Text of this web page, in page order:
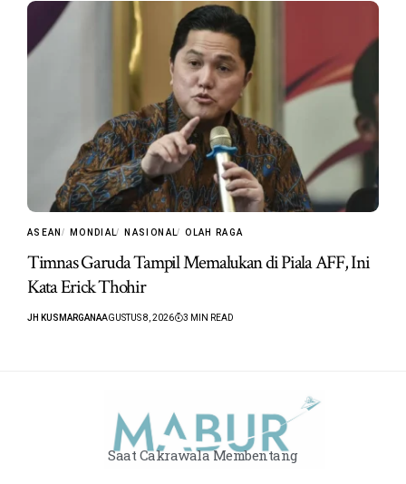
ASEAN MONDIAL NASIONAL OLAH RAGA
Timnas Garuda Tampil Memalukan di Piala AFF, Ini
Kata Erick Thohir
JH KUSMARGANAAGUSTUS 8, 2026 3 MIN READ
Saat Cakrawala Membentang